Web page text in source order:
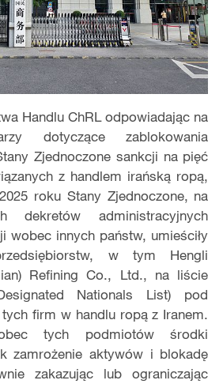
Handlu ChRL odpowiadając na
dotyczące zablokowania
Zjednoczone sankcji na pięć
z handlem irańską ropą,
roku Stany Zjednoczone, na
dekretów administracyjnych
wobec innych państw, umieściły
w tym Hengli
Refining Co., Ltd., na liście
Nationals List) pod
tych firm w handlu ropą z Iranem.
tych podmiotów środki
zamrożenie aktywów i blokadę
zakazując lub ograniczając